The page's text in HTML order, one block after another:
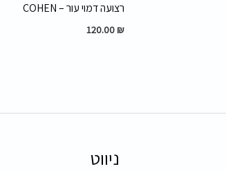
רצועה דמוי עור – COHEN
120.00 ₪
ניווט